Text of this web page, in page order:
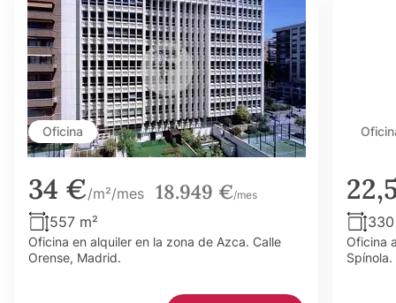
Oficina
34 €/m²/mes 18.949 €/mes
557 m²
Oficina en alquiler en la zona de Azca. Calle
Orense, Madrid.
Oficina
Spínola.